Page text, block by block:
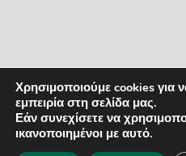
Χρησιμοποιούμε cookies για
εμπειρία στη σελίδα μας.
Εάν συνεχίσετε να
ικανοποιημένοι με αυτό.